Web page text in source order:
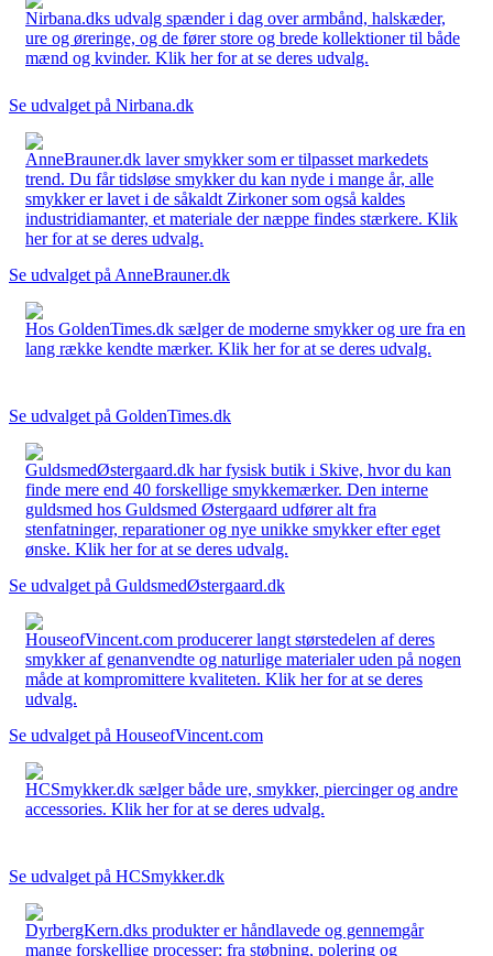
Nirbana.dks udvalg spænder i dag over armbånd, halskæder,
ure og øreringe, og de fører store og brede kollektioner til både
mænd og kvinder. Klik her for at se deres udvalg.
Se udvalget på Nirbana.dk
AnneBrauner.dk laver smykker som er tilpasset markedets
trend. Du får tidsløse smykker du kan nyde i mange år, alle
smykker er lavet i de såkaldt Zirkoner som også kaldes
industridiamanter, et materiale der næppe findes stærkere. Klik
her for at se deres udvalg.
Se udvalget på AnneBrauner.dk
Hos GoldenTimes.dk sælger de moderne smykker og ure fra en
lang række kendte mærker. Klik her for at se deres udvalg.
Se udvalget på GoldenTimes.dk
GuldsmedØstergaard.dk har fysisk butik i Skive, hvor du kan
finde mere end 40 forskellige smykkemærker. Den interne
guldsmed hos Guldsmed Østergaard udfører alt fra
stenfatninger, reparationer og nye unikke smykker efter eget
ønske. Klik her for at se deres udvalg.
Se udvalget på GuldsmedØstergaard.dk
HouseofVincent.com producerer langt størstedelen af deres
smykker af genanvendte og naturlige materialer uden på nogen
måde at kompromittere kvaliteten. Klik her for at se deres
udvalg.
Se udvalget på HouseofVincent.com
HCSmykker.dk sælger både ure, smykker, piercinger og andre
accessories. Klik her for at se deres udvalg.
Se udvalget på HCSmykker.dk
DyrbergKern.dks produkter er håndlavede og gennemgår
mange forskellige processer: fra støbning, polering og